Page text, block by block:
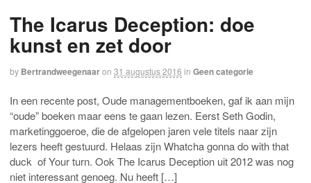
The Icarus Deception: doe
kunst en zet door
by Bertrandweegenaaron 31 augustus 2016 in Geen categorie
In een recente post, Oude managementboeken, gaf ik aan mijn
“oude” boeken maar eens te gaan lezen. Eerst Seth Godin,
marketinggoeroe, die de afgelopen jaren vele titels naar zijn
lezers heeft gestuurd. Helaas zijn Whatcha gonna do with that
duck of Your turn. Ook The Icarus Deception uit 2012 was nog
niet interessant genoeg. Nu heeft […]